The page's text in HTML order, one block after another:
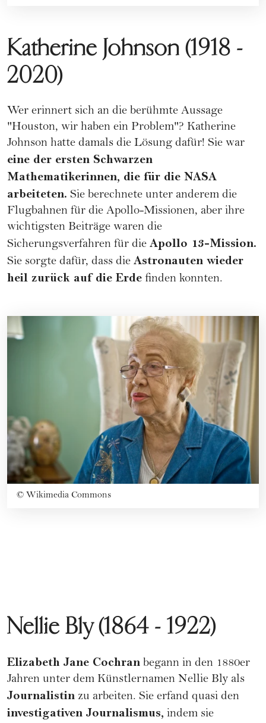
Katherine Johnson (1918 -
2020)
Wer erinnert sich an die berühmte Aussage
"Houston, wir haben ein Problem"? Katherine
Johnson hatte damals die Lösung dafür! Sie war
eine der ersten Schwarzen
Mathematikerinnen, die für die NASA
arbeiteten. Sie berechnete unter anderem die
Flugbahnen für die Apollo-Missionen, aber ihre
wichtigsten Beiträge waren die
Sicherungsverfahren für die Apollo 13-Mission.
Sie sorgte dafür, dass die Astronauten wieder
heil zurück auf die Erde finden konnten.
© Wikimedia Commons
Nellie Bly (1864 - 1922)
Elizabeth Jane Cochran begann in den 1880er
Jahren unter dem Künstlernamen Nellie Bly als
Journalistin zu arbeiten. Sie erfand quasi den
investigativen Journalismus, indem sie